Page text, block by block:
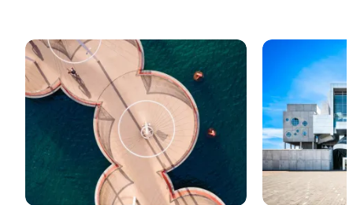
Arkitektur i Köpenhamn Arkitektur i